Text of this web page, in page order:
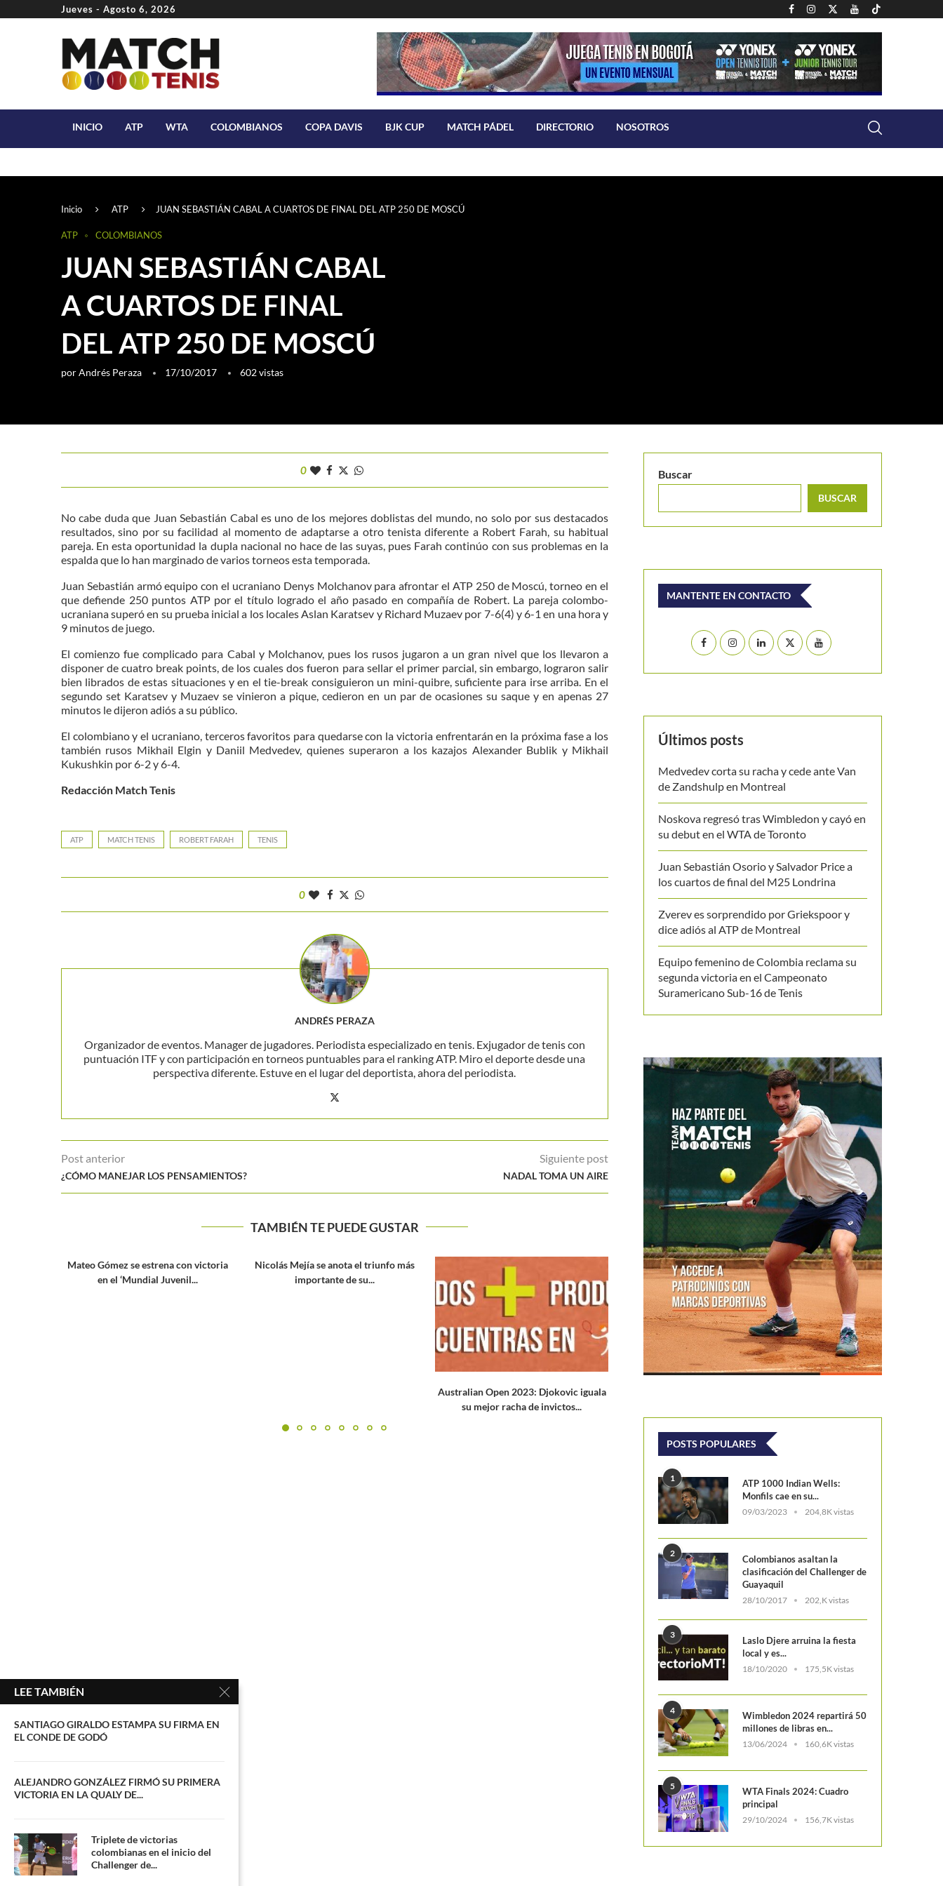
Jueves - Agosto 6, 2026
INICIO ATP WTA COLOMBIANOS COPA DAVIS BJK CUP MATCH PÁDEL DIRECTORIO NOSOTROS
Inicio ATP JUAN SEBASTIÁN CABAL A CUARTOS DE FINAL DEL ATP 250 DE MOSCÚ
ATP COLOMBIANOS
JUAN SEBASTIÁN CABAL
A CUARTOS DE FINAL
DEL ATP 250 DE MOSCÚ
porAndrés Peraza 17/10/2017 602vistas
0
No cabe duda que Juan Sebastián Cabal es uno de los mejores doblistas del mundo, no solo por sus destacados
resultados, sino por su facilidad al momento de adaptarse a otro tenista diferente a Robert Farah, su habitual
pareja. En esta oportunidad la dupla nacional no hace de las suyas, pues Farah continúo con sus problemas en la
espalda que lo han marginado de varios torneos esta temporada.
Juan Sebastián armó equipo con el ucraniano Denys Molchanov para afrontar el ATP 250 de Moscú, torneo en el
que defiende 250 puntos ATP por el título logrado el año pasado en compañía de Robert. La pareja colombo-
ucraniana superó en su prueba inicial a los locales Aslan Karatsev y Richard Muzaev por 7-6(4) y 6-1 en una hora y
9 minutos de juego.
El comienzo fue complicado para Cabal y Molchanov, pues los rusos jugaron a un gran nivel que los llevaron a
disponer de cuatro break points, de los cuales dos fueron para sellar el primer parcial, sin embargo, lograron salir
bien librados de estas situaciones y en el tie-break consiguieron un mini-quibre, suficiente para irse arriba. En el
segundo set Karatsev y Muzaev se vinieron a pique, cedieron en un par de ocasiones su saque y en apenas 27
minutos le dijeron adiós a su público.
El colombiano y el ucraniano, terceros favoritos para quedarse con la victoria enfrentarán en la próxima fase a los
también rusos Mikhail Elgin y Daniil Medvedev, quienes superaron a los kazajos Alexander Bublik y Mikhail
Kukushkin por 6-2 y 6-4.
Redacción Match Tenis
ATP MATCH TENIS ROBERT FARAH TENIS
0
ANDRÉS PERAZA
Organizador de eventos. Manager de jugadores. Periodista especializado en tenis. Exjugador de tenis con
puntuación ITF y con participación en torneos puntuables para el ranking ATP. Miro el deporte desde una
perspectiva diferente. Estuve en el lugar del deportista, ahora del periodista.
Post anterior
¿CÓMO MANEJAR LOS PENSAMIENTOS?
Siguiente post
NADAL TOMA UN AIRE
TAMBIÉN TE PUEDE GUSTAR
Mateo Gómez se estrena con victoria
en el ‘Mundial Juvenil...
Nicolás Mejía se anota el triunfo más
importante de su...
Australian Open 2023: Djokovic iguala
su mejor racha de invictos...
Debut exprés de Federer en
su casa
Buscar
BUSCAR
MANTENTE EN CONTACTO
Últimos posts
Medvedev corta su racha y cede ante Van
de Zandshulp en Montreal
Noskova regresó tras Wimbledon y cayó en
su debut en el WTA de Toronto
Juan Sebastián Osorio y Salvador Price a
los cuartos de final del M25 Londrina
Zverev es sorprendido por Griekspoor y
dice adiós al ATP de Montreal
Equipo femenino de Colombia reclama su
segunda victoria en el Campeonato
Suramericano Sub-16 de Tenis
POSTS POPULARES
1
ATP 1000 Indian Wells:
Monfils cae en su...
09/03/2023 204,8K vistas
2
Colombianos asaltan la
clasificación del Challenger de
Guayaquil
28/10/2017 202,K vistas
3
Laslo Djere arruina la fiesta
local y es...
18/10/2020 175,5K vistas
4
Wimbledon 2024 repartirá 50
millones de libras en...
13/06/2024 160,6K vistas
5
WTA Finals 2024: Cuadro
principal
29/10/2024 156,7K vistas
LEE TAMBIÉN
SANTIAGO GIRALDO ESTAMPA SU FIRMA EN
EL CONDE DE GODÓ
ALEJANDRO GONZÁLEZ FIRMÓ SU PRIMERA
VICTORIA EN LA QUALY DE...
Triplete de victorias
colombianas en el inicio del
Challenger de...